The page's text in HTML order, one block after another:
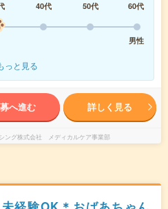
40代 50代
60代
男性
っと見る
へ進む 詳しく見る
ング株式会社 メディカルケア事業部